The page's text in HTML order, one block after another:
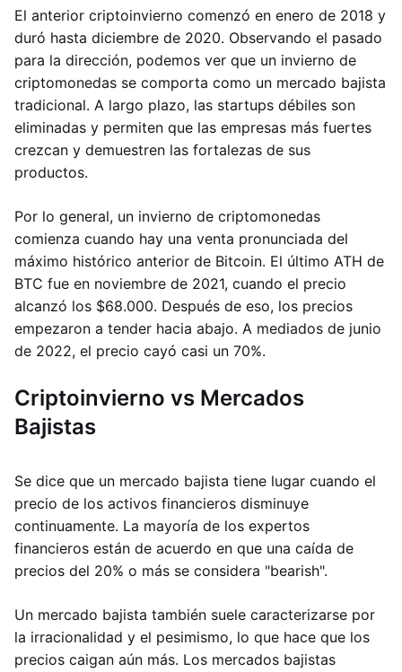
El anterior criptoinvierno comenzó en enero de 2018 y
duró hasta diciembre de 2020. Observando el pasado
para la dirección, podemos ver que un invierno de
criptomonedas se comporta como un mercado bajista
tradicional. A largo plazo, las startups débiles son
eliminadas y permiten que las empresas más fuertes
crezcan y demuestren las fortalezas de sus
productos.
Por lo general, un invierno de criptomonedas
comienza cuando hay una venta pronunciada del
máximo histórico anterior de Bitcoin. El último ATH de
BTC fue en noviembre de 2021, cuando el precio
alcanzó los $68.000. Después de eso, los precios
empezaron a tender hacia abajo. A mediados de junio
de 2022, el precio cayó casi un 70%.
Criptoinvierno vs Mercados
Bajistas
Se dice que un mercado bajista tiene lugar cuando el
precio de los activos financieros disminuye
continuamente. La mayoría de los expertos
financieros están de acuerdo en que una caída de
precios del 20% o más se considera "bearish".
Un mercado bajista también suele caracterizarse por
la irracionalidad y el pesimismo, lo que hace que los
precios caigan aún más. Los mercados bajistas